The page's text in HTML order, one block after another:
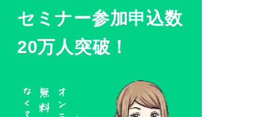
セミナー参加申込数
20万人突破！